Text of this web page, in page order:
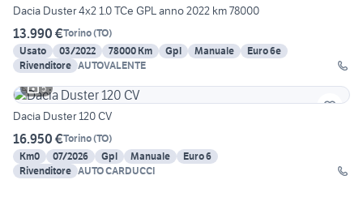
Dacia Duster 4x2 1.0 TCe GPL anno 2022 km 78000
13.990 €Torino(TO)
Usato
03/2022 78000 Km Gpl Manuale
Euro 6e
Rivenditore AUTOVALENTE
5
Dacia Duster 120 CV
16.950 €Torino(TO)
Km0
07/2026 Gpl Manuale
Euro 6
Rivenditore AUTO CARDUCCI